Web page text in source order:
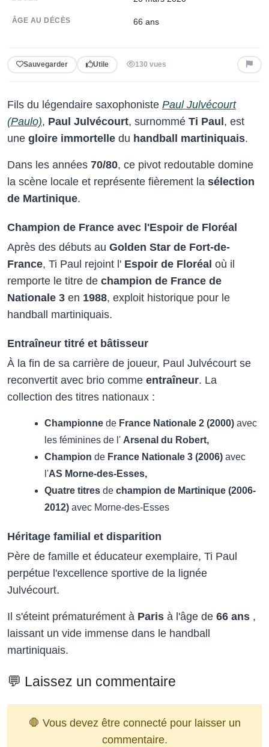
ÂGE AU DÉCÈS 66 ans
Sauvegarder Utile 130 vues
Fils du légendaire saxophoniste Paul Julvécourt
(Paulo), Paul Julvécourt, surnommé Ti Paul , est
une gloire immortelle du handball martiniquais.
Dans les années 70/80, ce pivot redoutable domine
la scène locale et représente fièrement la sélection
de Martinique.
Champion de France avec l'Espoir de Floréal
Après des débuts au Golden Star de Fort-de-
France, Ti Paul rejoint l' Espoir de Floréal où il
remporte le titre de champion de France de
Nationale 3 en 1988, exploit historique pour le
handball martiniquais.
Entraîneur titré et bâtisseur
À la fin de sa carrière de joueur, Paul Julvécourt se
reconvertit avec brio comme entraîneur. La
collection des titres nationaux :
Championne de France Nationale 2 (2000) avec
les féminines de l' Arsenal du Robert,
Champion de France Nationale 3 (2006) avec
l'AS Morne-des-Esses,
Quatre titres de champion de Martinique (2006-
2012) avec Morne-des-Esses
Héritage familial et disparition
Père de famille et éducateur exemplaire, Ti Paul
perpétue l'excellence sportive de la lignée
Julvécourt.
Il s'éteint prématurément à Paris à l'âge de 66 ans ,
laissant un vide immense dans le handball
martiniquais.
💬 Laissez un commentaire
🛑 Vous devez être connecté pour laisser un
commentaire.